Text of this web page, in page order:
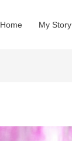
Home My Story